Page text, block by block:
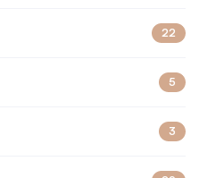
22
5
3